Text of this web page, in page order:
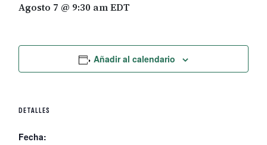
Agosto 7 @ 9:30 amEDT
Añadir al calendario
DETALLES
Fecha: